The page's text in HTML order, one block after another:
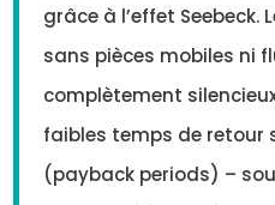
grâce à l’effet Seebeck.
sans pièces mobiles ni
complètement
faibles temps de retour
(payback periods) –